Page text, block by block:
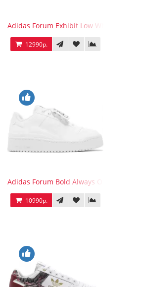
Adidas Forum Exhibit Low White Vivid Red
12990р.
Adidas Forum Bold Always Original
10990р.